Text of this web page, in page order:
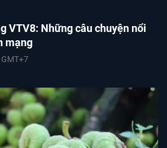
VTV8: Những câu chuyện nổi
mạng